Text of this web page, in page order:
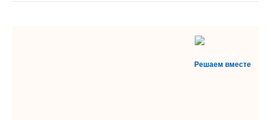
Решаем вместе